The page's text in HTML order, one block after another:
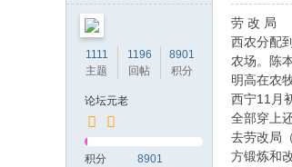
1111
主题
1196
回帖
8901
积分
论坛元老
积分 8901
劳 改 局
西农分配
农场。陈
明高在农
西宁11月
全部穿上
去劳改局
方锻炼和